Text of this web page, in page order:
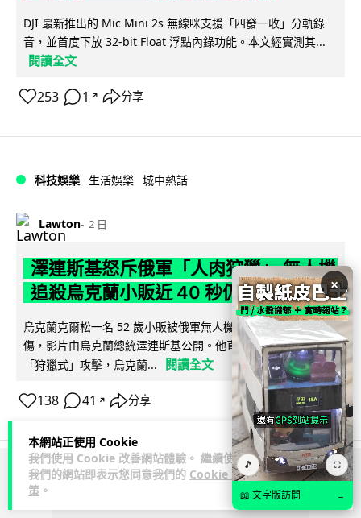
本網站正使用 Cookie
我們使用 Cookie 改善網站體驗。 繼續使用
我們的網站即表示您同意我們的 Cookie 政
策 。
DJI 最新推出的 Mic Mini 2s 無線咪支援「四發一收」分軌錄
音，並首度下放 32-bit Float 浮點內錄功能。本文經實測其...
閱讀全文
253 1 ↗ 分享
科技娛樂 生活娛樂 城中熱話
Lawton 2 日
澤連斯基怒斥俄軍「人肉狩獵」 無人機
追殺烏克蘭小販近 40 秒仍被炸傷
烏克蘭克爾松一名 52 歲小販被俄軍無人機追擊近 40 秒後被炸
傷，影片由烏克蘭總統澤連斯基公開。他直斥俄軍對平民進行
「狩獵式」攻擊，烏克蘭...
閱讀全文
138 41 ↗ 分享
ADVERTISEMENT
×
🎵 ⛶
📖 文字版訪問 →